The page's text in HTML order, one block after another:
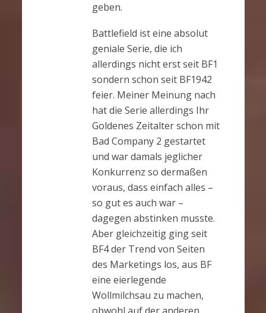
geben.
Battlefield ist eine absolut
geniale Serie, die ich
allerdings nicht erst seit BF1
sondern schon seit BF1942
feier. Meiner Meinung nach
hat die Serie allerdings Ihr
Goldenes Zeitalter schon mit
Bad Company 2 gestartet
und war damals jeglicher
Konkurrenz so dermaßen
voraus, dass einfach alles –
so gut es auch war –
dagegen abstinken musste.
Aber gleichzeitig ging seit
BF4 der Trend von Seiten
des Marketings los, aus BF
eine eierlegende
Wollmilchsau zu machen,